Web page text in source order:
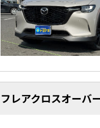
フレアクロスオー